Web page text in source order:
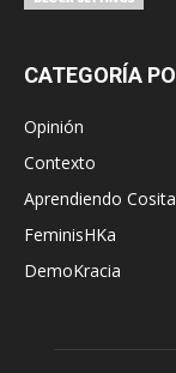
CATEGORÍA
Opinión
Contexto
Aprendiendo
FeminisHKa
DemoKracia